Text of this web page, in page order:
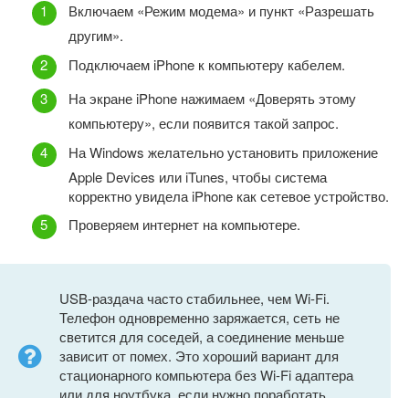
Включаем «Режим модема» и пункт «Разрешать
другим».
Подключаем iPhone к компьютеру кабелем.
На экране iPhone нажимаем «Доверять этому
компьютеру», если появится такой запрос.
На Windows желательно установить приложение
Apple Devices или iTunes, чтобы система
корректно увидела iPhone как сетевое устройство.
Проверяем интернет на компьютере.
USB-раздача часто стабильнее, чем Wi-Fi.
Телефон одновременно заряжается, сеть не
светится для соседей, а соединение меньше
зависит от помех. Это хороший вариант для
стационарного компьютера без Wi-Fi адаптера
или для ноутбука, если нужно поработать